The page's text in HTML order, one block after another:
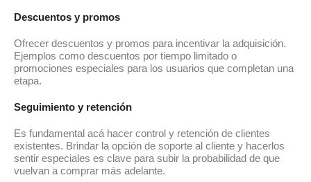
Descuentos y promos
Ofrecer descuentos y promos para incentivar la adquisición.
Ejemplos como descuentos por tiempo limitado o
promociones especiales para los usuarios que completan una
etapa.
Seguimiento y retención
Es fundamental acá hacer control y retención de clientes
existentes. Brindar la opción de soporte al cliente y hacerlos
sentir especiales es clave para subir la probabilidad de que
vuelvan a comprar más adelante.